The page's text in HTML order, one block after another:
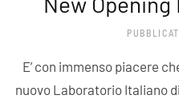
E’ con immenso piacere
nuovo Laboratorio Italiano